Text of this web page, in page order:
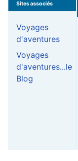
Sites associés
Voyages
d'aventures
Voyages
d'aventures...le
Blog